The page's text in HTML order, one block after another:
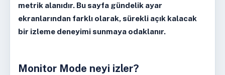
metrik alanıdır. Bu sayfa gündelik ayar
ekranlarından farklı olarak, sürekli açık kalacak
bir izleme deneyimi sunmaya odaklanır.
Monitor Mode neyi izler?